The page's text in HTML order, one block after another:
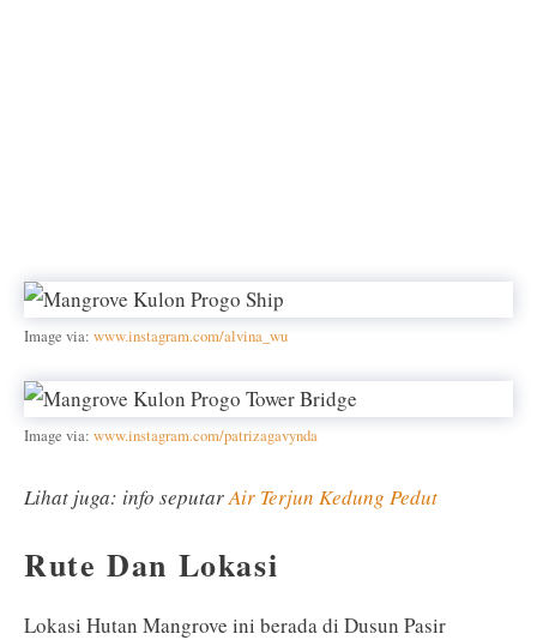
Image via: www.instagram.com/alvina_wu
Image via: www.instagram.com/patrizagavynda
Lihat juga: info seputarAir Terjun Kedung Pedut
Rute Dan Lokasi
Lokasi Hutan Mangrove ini berada di Dusun Pasir